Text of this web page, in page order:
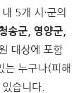
5개 시·군의
송군, 영양군,
대상에 포함
는 누구나(피해
습니다.